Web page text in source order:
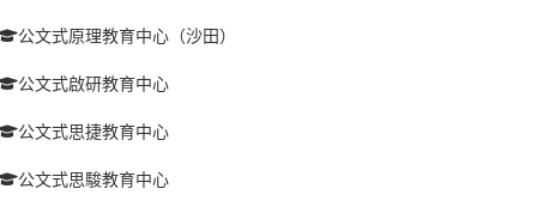
公文式原理教育中心（沙田）
公文式啟研教育中心
公文式思捷教育中心
公文式思駿教育中心